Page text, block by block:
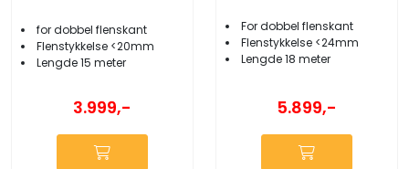
for dobbel flenskant
Flenstykkelse <20mm
Lengde 15 meter
3.999,-
For dobbel flenskant
Flenstykkelse <24mm
Lengde 18 meter
5.899,-